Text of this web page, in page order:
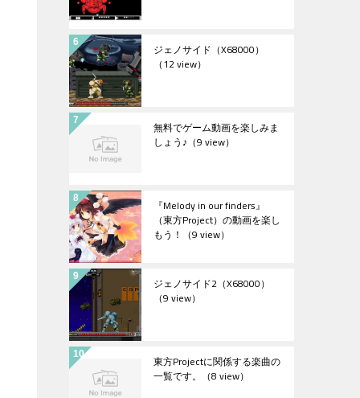
ジェノサイド（X68000）
（12 view）
無料でゲーム動画を楽しみま
しょう♪ （9 view）
『Melody in our finders』
（東方Project）の動画を楽し
もう！ （9 view）
ジェノサイド2（X68000）
（9 view）
東方Projectに関係する楽曲の
一覧です。 （8 view）